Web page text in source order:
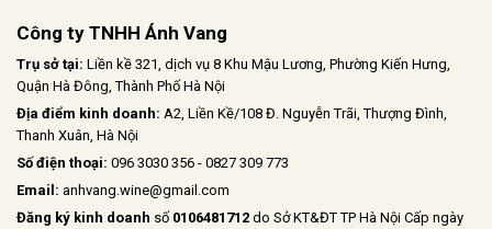
Công ty TNHH Ánh Vang
Trụ sở tại: Liền kề 321, dịch vụ 8 Khu Mậu Lương, Phường Kiến Hưng,
Quận Hà Đông, Thành Phố Hà Nội
Địa điểm kinh doanh: A2, Liền Kề/108 Đ. Nguyễn Trãi, Thượng Đình,
Thanh Xuân, Hà Nội
Số điện thoại: 096 3030 356 - 0827 309 773
Email: anhvang.wine@gmail.com
Đăng ký kinh doanh số 0106481712 do Sở KT&ĐT TP Hà Nội Cấp ngày